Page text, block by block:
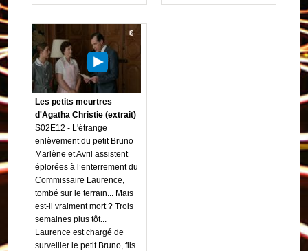
Les petits meurtres
d'Agatha Christie (extrait)
S02E12 - L'étrange
enlèvement du petit Bruno
Marlène et Avril assistent
éplorées à l’enterrement du
Commissaire Laurence,
tombé sur le terrain... Mais
est-il vraiment mort ? Trois
semaines plus tôt...
Laurence est chargé de
surveiller le petit Bruno, fils